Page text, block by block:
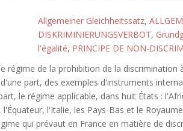
Allgemeiner Gleichheitssatz,
DISKRIMINIERUNGSVERBOT,
l'égalité, PRINCIPE DE NON-
régime de la prohibition de la discrimination
part, des exemples d'instruments
le régime applicable, dans huit États :
l'Italie, les Pays-Bas et le
qui prévaut en France en matière de